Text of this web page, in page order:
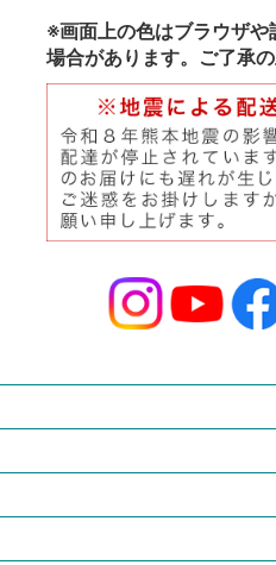
※画面上の色はブラウザ
場合があります。ご了承の